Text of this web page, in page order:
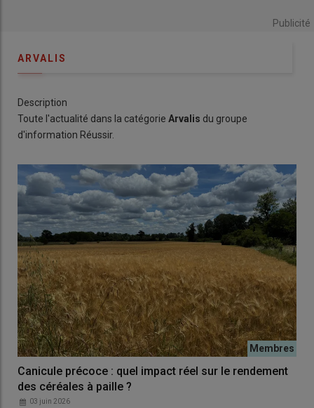
Publicité
ARVALIS
Description
Toute l'actualité dans la catégorie Arvalis du groupe
d'information Réussir.
Canicule précoce : quel impact réel sur le rendement
des céréales à paille ?
03 juin 2026